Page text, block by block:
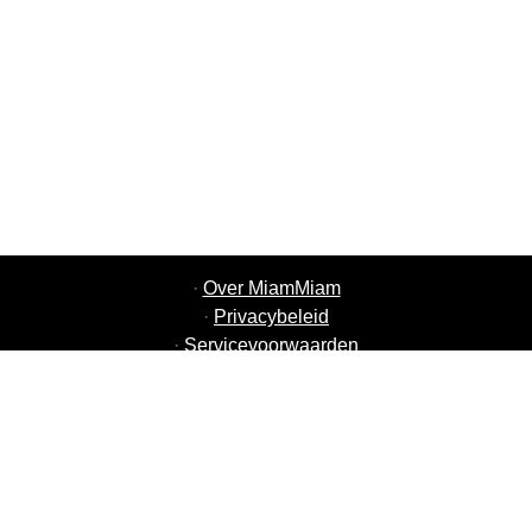
· Over MiamMiam
· Privacybeleid
· Servicevoorwaarden